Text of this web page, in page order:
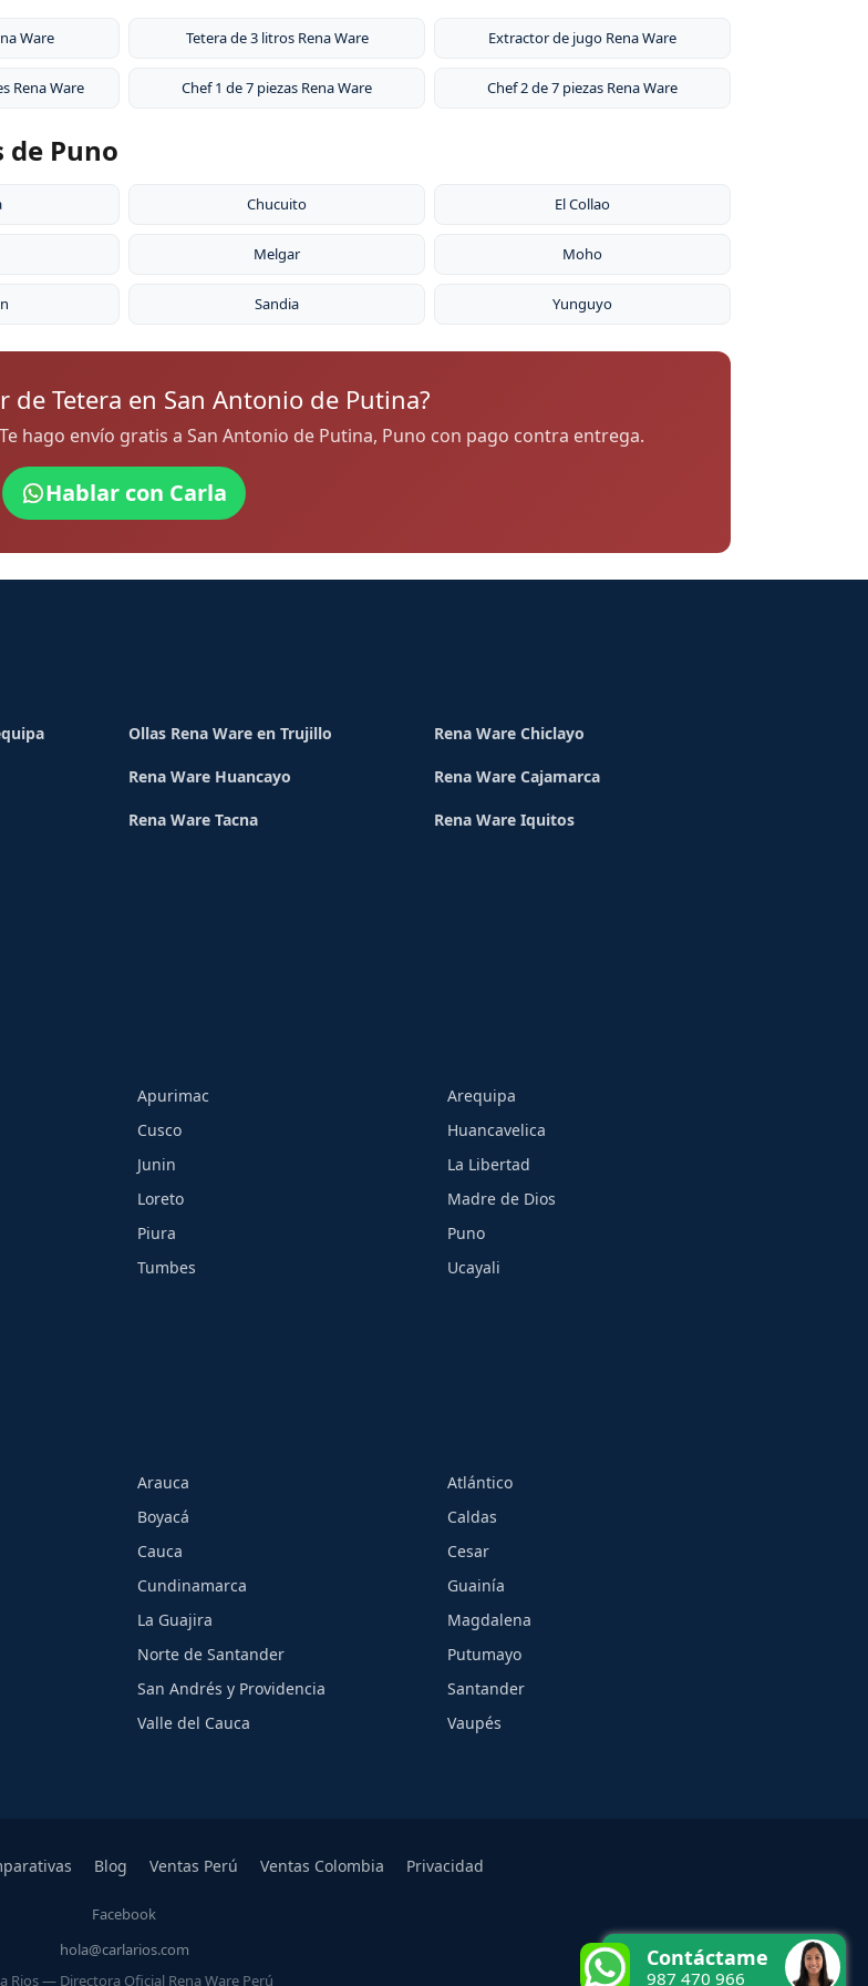
Ware Tetera de 3 litros Rena Ware Extractor de jugo Rena Ware
Rena Ware Chef 1 de 7 piezas Rena Ware Chef 2 de 7 piezas Rena Ware
Puno
Chucuito El Collao
Melgar Moho
Sandia Yunguyo
de Tetera en San Antonio de Putina?
hago envío gratis a San Antonio de Putina, Puno con pago contra entrega.
Hablar con Carla
Ollas Rena Ware en Trujillo Rena Ware Chiclayo
Rena Ware Huancayo Rena Ware Cajamarca
Rena Ware Tacna Rena Ware Iquitos
Apurimac
Arequipa
Cusco
Huancavelica
Junin
La Libertad
Loreto
Madre de Dios
Piura
Puno
Tumbes Ucayali
Arauca
Atlántico
Boyacá
Caldas
Cauca
Cesar
Cundinamarca
Guainía
La Guajira
Magdalena
Norte de Santander
Putumayo
San Andrés y Providencia
Santander
Valle del Cauca
Vaupés
Blog Ventas Perú Ventas Colombia Privacidad
Facebook
hola@carlarios.com
Rios — Directora Oficial Rena Ware Perú
Contáctame
987 470 966